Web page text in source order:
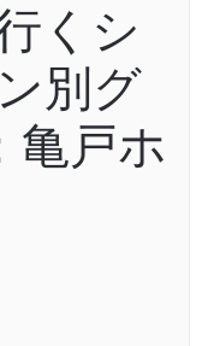
くシ
別グ
亀戸ホ